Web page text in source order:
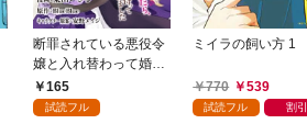
断罪されている悪役令
嬢と入れ替わって婚約
者たちをぶっ飛ばした
ら、溺愛が待っていま
165
試読フル
ミイラの飼い方 1
770 539
試読フル 割引